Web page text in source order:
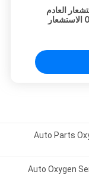
العادم
89467-0R040، الجبهة O2 الاستشعار
Auto Parts
Auto Oxygen